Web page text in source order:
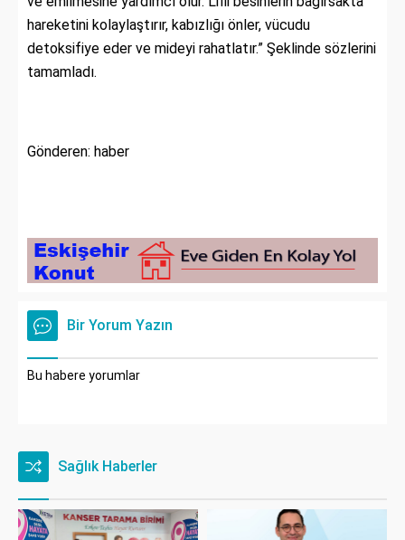
hareketini kolaylaştırır, kabızlığı önler, vücudu
detoksifiye eder ve mideyi rahatlatır.” Şeklinde sözlerini
tamamladı.
Gönderen: haber
Bir Yorum Yazın
Bu habere yorumlar
Sağlık Haberler